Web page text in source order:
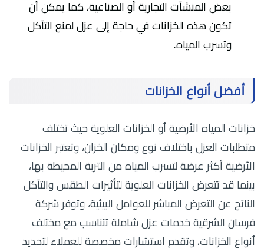
بعض المنشآت التجارية أو الصناعية، كما يمكن أن
تكون هذه الخزانات في حاجة إلى عزل لمنع التآكل
وتسرب المياه.
أفضل أنواع الخزانات
خزانات المياه الأرضية أو الخزانات العلوية حيث تختلف
متطلبات العزل باختلاف نوع ومكان الخزان، وتعتبر الخزانات
الأرضية أكثر عرضة لتسرب المياه من التربة المحيطة بها،
بينما قد تتعرض الخزانات العلوية لتأثيرات الطقس والتآكل
الناتج عن التعرض المباشر للعوامل البيئية، وتوفر شركة
فرسان الشرقية خدمات عزل شاملة تتناسب مع مختلف
أنواع الخزانات، وتقدم استشارات مخصصة للعملاء لتحديد